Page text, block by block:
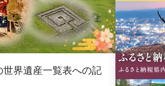
世界遺産一覧表への記